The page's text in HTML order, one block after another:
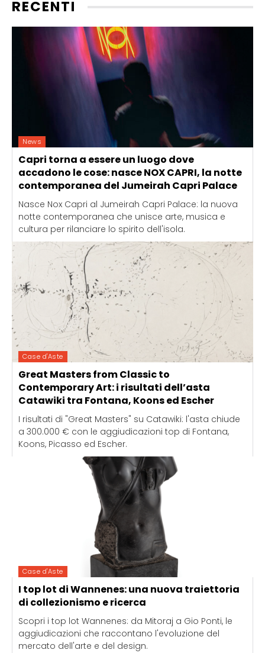
RECENTI
News
Capri torna a essere un luogo dove
accadono le cose: nasce NOX CAPRI, la notte
contemporanea del Jumeirah Capri Palace
Nasce Nox Capri al Jumeirah Capri Palace: la nuova
notte contemporanea che unisce arte, musica e
cultura per rilanciare lo spirito dell'isola.
Case d'Aste
Great Masters from Classic to
Contemporary Art: i risultati dell’asta
Catawiki tra Fontana, Koons ed Escher
I risultati di "Great Masters" su Catawiki: l'asta chiude
a 300.000 € con le aggiudicazioni top di Fontana,
Koons, Picasso ed Escher.
Case d'Aste
I top lot di Wannenes: una nuova traiettoria
di collezionismo e ricerca
Scopri i top lot Wannenes: da Mitoraj a Gio Ponti, le
aggiudicazioni che raccontano l'evoluzione del
mercato dell'arte e del design.